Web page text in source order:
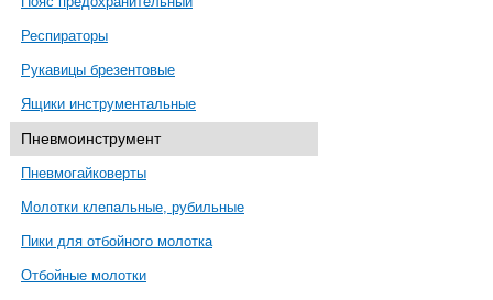
Респираторы
Рукавицы брезентовые
Ящики инструментальные
Пневмоинструмент
Пневмогайковерты
Молотки клепальные, рубильные
Пики для отбойного молотка
Отбойные молотки